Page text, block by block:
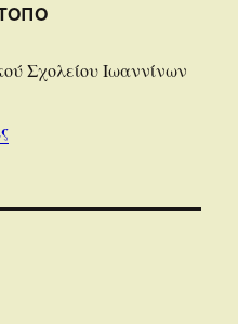
Σχολείου Ιωαννίνων